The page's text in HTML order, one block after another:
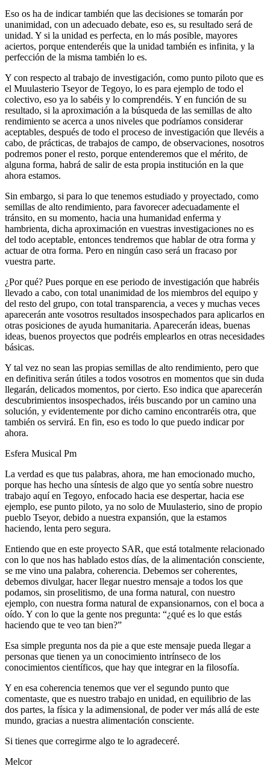
Eso os ha de indicar también que las decisiones se tomarán por
unanimidad, con un adecuado debate, eso es, su resultado será de
unidad. Y si la unidad es perfecta, en lo más posible, mayores
aciertos, porque entenderéis que la unidad también es infinita, y la
perfección de la misma también lo es.
Y con respecto al trabajo de investigación, como punto piloto que es
el Muulasterio Tseyor de Tegoyo, lo es para ejemplo de todo el
colectivo, eso ya lo sabéis y lo comprendéis. Y en función de su
resultado, si la aproximación a la búsqueda de las semillas de alto
rendimiento se acerca a unos niveles que podríamos considerar
aceptables, después de todo el proceso de investigación que llevéis a
cabo, de prácticas, de trabajos de campo, de observaciones, nosotros
podremos poner el resto, porque entenderemos que el mérito, de
alguna forma, habrá de salir de esta propia institución en la que
ahora estamos.
Sin embargo, si para lo que tenemos estudiado y proyectado, como
semillas de alto rendimiento, para favorecer adecuadamente el
tránsito, en su momento, hacia una humanidad enferma y
hambrienta, dicha aproximación en vuestras investigaciones no es
del todo aceptable, entonces tendremos que hablar de otra forma y
actuar de otra forma. Pero en ningún caso será un fracaso por
vuestra parte.
¿Por qué? Pues porque en ese periodo de investigación que habréis
llevado a cabo, con total unanimidad de los miembros del equipo y
del resto del grupo, con total transparencia, a veces y muchas veces
aparecerán ante vosotros resultados insospechados para aplicarlos en
otras posiciones de ayuda humanitaria. Aparecerán ideas, buenas
ideas, buenos proyectos que podréis emplearlos en otras necesidades
básicas.
Y tal vez no sean las propias semillas de alto rendimiento, pero que
en definitiva serán útiles a todos vosotros en momentos que sin duda
llegarán, delicados momentos, por cierto. Eso indica que aparecerán
descubrimientos insospechados, iréis buscando por un camino una
solución, y evidentemente por dicho camino encontraréis otra, que
también os servirá. En fin, eso es todo lo que puedo indicar por
ahora.
Esfera Musical Pm
La verdad es que tus palabras, ahora, me han emocionado mucho,
porque has hecho una síntesis de algo que yo sentía sobre nuestro
trabajo aquí en Tegoyo, enfocado hacia ese despertar, hacia ese
ejemplo, ese punto piloto, ya no solo de Muulasterio, sino de propio
pueblo Tseyor, debido a nuestra expansión, que la estamos
haciendo, lenta pero segura.
Entiendo que en este proyecto SAR, que está totalmente relacionado
con lo que nos has hablado estos días, de la alimentación consciente,
se me vino una palabra, coherencia. Debemos ser coherentes,
debemos divulgar, hacer llegar nuestro mensaje a todos los que
podamos, sin proselitismo, de una forma natural, con nuestro
ejemplo, con nuestra forma natural de expansionarnos, con el boca a
oído. Y con lo que la gente nos pregunta: “¿qué es lo que estás
haciendo que te veo tan bien?”
Esa simple pregunta nos da pie a que este mensaje pueda llegar a
personas que tienen ya un conocimiento intrínseco de los
conocimientos científicos, que hay que integrar en la filosofía.
Y en esa coherencia tenemos que ver el segundo punto que
comentaste, que es nuestro trabajo en unidad, en equilibrio de las
dos partes, la física y la adimensional, de poder ver más allá de este
mundo, gracias a nuestra alimentación consciente.
Si tienes que corregirme algo te lo agradeceré.
Melcor